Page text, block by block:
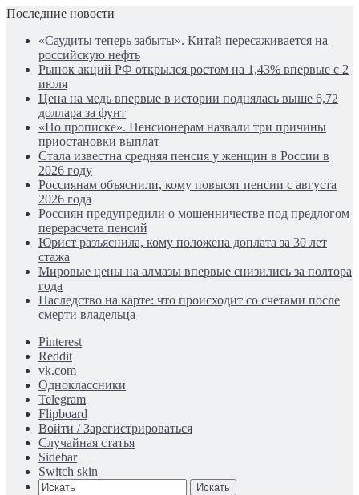
Последние новости
«Саудиты теперь забыты». Китай пересаживается на
российскую нефть
Рынок акций РФ открылся ростом на 1,43% впервые с 2
июля
Цена на медь впервые в истории поднялась выше 6,72
доллара за фунт
«По прописке». Пенсионерам назвали три причины
приостановки выплат
Стала известна средняя пенсия у женщин в России в
2026 году
Россиянам объяснили, кому повысят пенсии с августа
2026 года
Россиян предупредили о мошенничестве под предлогом
перерасчета пенсий
Юрист разъяснила, кому положена доплата за 30 лет
стажа
Мировые цены на алмазы впервые снизились за полтора
года
Наследство на карте: что происходит со счетами после
смерти владельца
Pinterest
Reddit
vk.com
Одноклассники
Telegram
Flipboard
Войти / Зарегистрироваться
Случайная статья
Sidebar
Switch skin
Искать